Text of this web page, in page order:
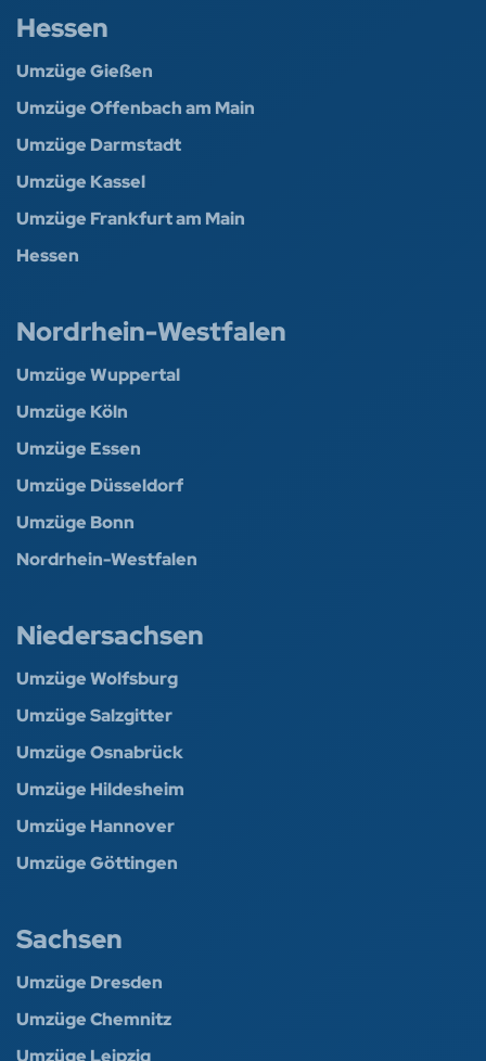
Hessen
Umzüge Gießen
Umzüge Offenbach am Main
Umzüge Darmstadt
Umzüge Kassel
Umzüge Frankfurt am Main
Hessen
Nordrhein-Westfalen
Umzüge Wuppertal
Umzüge Köln
Umzüge Essen
Umzüge Düsseldorf
Umzüge Bonn
Nordrhein-Westfalen
Niedersachsen
Umzüge Wolfsburg
Umzüge Salzgitter
Umzüge Osnabrück
Umzüge Hildesheim
Umzüge Hannover
Umzüge Göttingen
Sachsen
Umzüge Dresden
Umzüge Chemnitz
Umzüge Leipzig